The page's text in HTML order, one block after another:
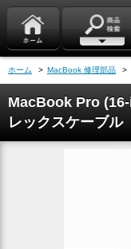
ホーム > MacBook 修理部品 >
MacBook Pro
レックスケーブル